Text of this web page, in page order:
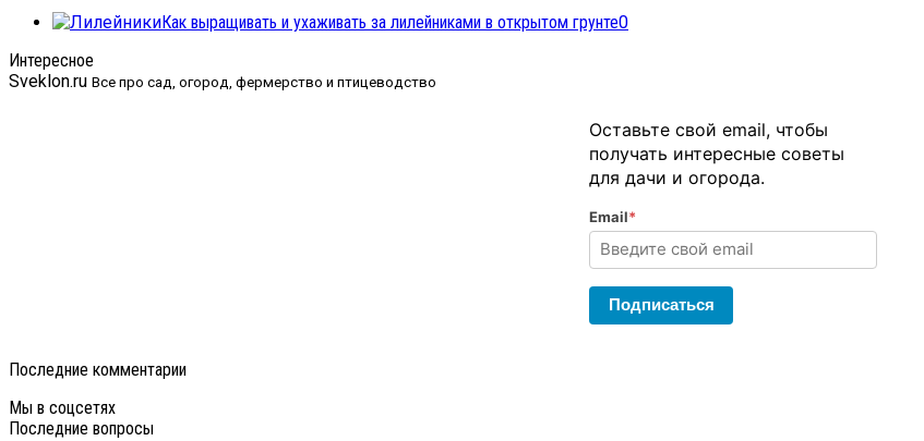
Как выращивать и ухаживать за лилейниками в открытом грунте0
Интересное
Sveklon.ru Все про сад, огород, фермерство и птицеводство
Оставьте свой email, чтобы
получать интересные советы
для дачи и огорода.
Email*
Подписаться
Последние комментарии
Мы в соцсетях
Последние вопросы